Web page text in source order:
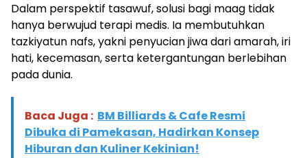
Dalam perspektif tasawuf, solusi bagi maag tidak
hanya berwujud terapi medis. Ia membutuhkan
tazkiyatun nafs, yakni penyucian jiwa dari amarah, iri
hati, kecemasan, serta ketergantungan berlebihan
pada dunia.
Baca Juga : BM Billiards & Cafe Resmi
Dibuka di Pamekasan, Hadirkan Konsep
Hiburan dan Kuliner Kekinian!